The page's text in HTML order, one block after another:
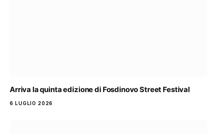
Arriva la quinta edizione di Fosdinovo Street Festival
6 LUGLIO 2026